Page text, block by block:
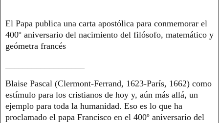
El Papa publica una carta apostólica para conmemorar el
400º aniversario del nacimiento del filósofo, matemático y
geómetra francés
Blaise Pascal (Clermont-Ferrand, 1623-París, 1662) como
estímulo para los cristianos de hoy y, aún más allá, un
ejemplo para toda la humanidad. Eso es lo que ha
proclamado el papa Francisco en el 400º aniversario del